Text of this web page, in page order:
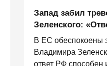
Запад забил
Зеленского:
В ЕС обеспокоены
Владимира
ответ РФ способен